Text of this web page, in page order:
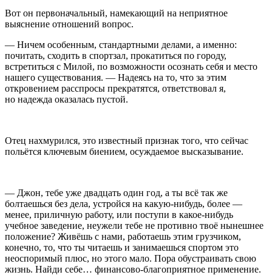
Вот он первоначальный, намекающий на неприятное
выяснение отношений вопрос.
— Ничем особенным, стандартными делами, а именно:
почитать, сходить в спортзал, прокатиться по городу,
встретиться с Милой, по возможности осознать себя и место
нашего существования. — Надеясь на то, что за этим
откровением расспросы прекратятся, ответствовал я,
но надежда оказалась пустой.
Отец нахмурился, это известный признак того, что сейчас
польётся ключевым биением, осуждаемое высказывание.
— Джон, тебе уже двадцать один год, а ты всё так же
болтаешься без дела, устройся на какую-нибудь, более —
менее, приличную работу, или поступи в какое-нибудь
учебное заведение, неужели тебе не противно твоё нынешнее
положение? Живёшь с нами, работаешь этим грузчиком,
конечно, то, что ты читаешь и занимаешься спортом это
неоспоримый плюс, но этого мало. Пора обустраивать свою
жизнь. Найди себе… финансово-благоприятное применение.